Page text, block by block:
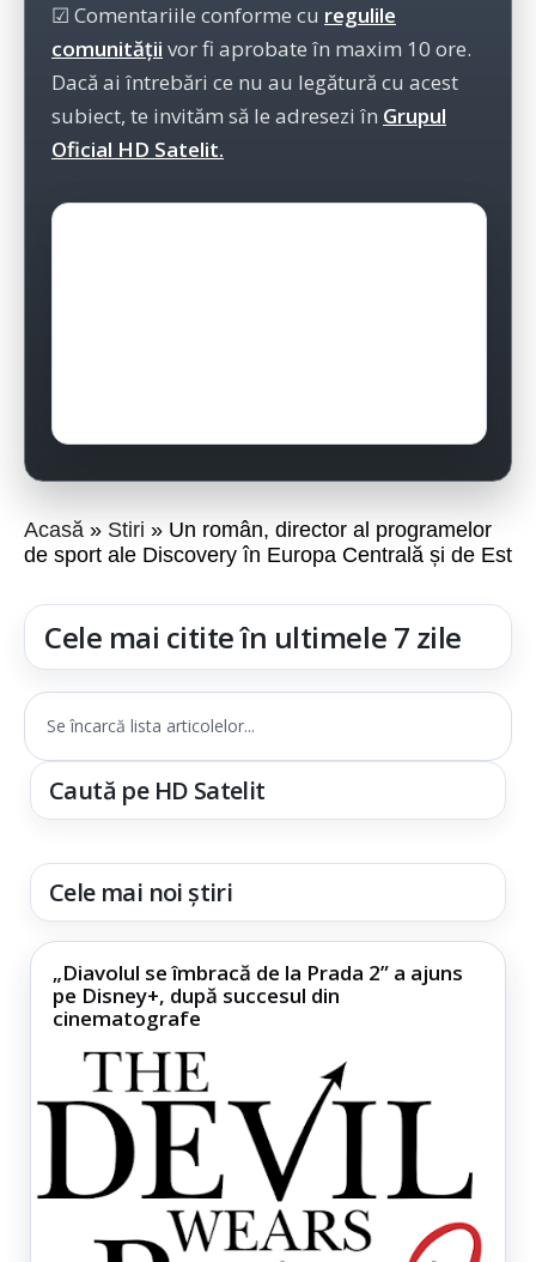
☑ Comentariile conforme cu regulile
comunității vor fi aprobate în maxim 10 ore.
Dacă ai întrebări ce nu au legătură cu acest
subiect, te invităm să le adresezi în Grupul
Oficial HD Satelit.
Acasă Stiri
Un român, director al programelor
de sport ale Discovery în Europa Centrală și de Est
Cele mai citite în ultimele 7 zile
Se încarcă lista articolelor...
Caută pe HD Satelit
Cele mai noi știri
„Diavolul se îmbracă de la Prada 2” a ajuns
pe Disney+, după succesul din
cinematografe